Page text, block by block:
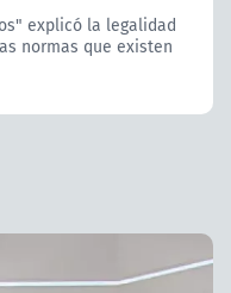
explicó la legalidad
normas que existen